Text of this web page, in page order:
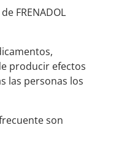
FRENADOL
producir efectos
las personas los
son